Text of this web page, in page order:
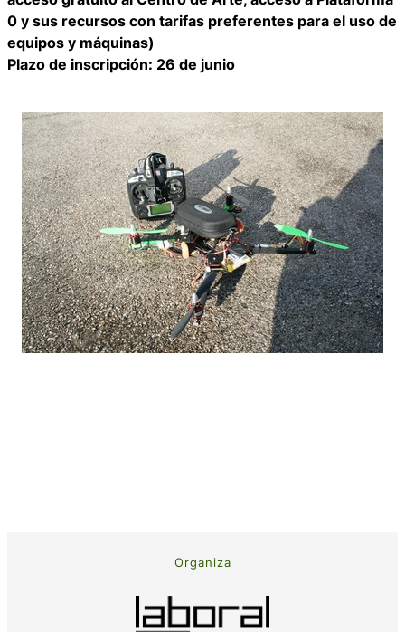
0 y sus recursos con tarifas preferentes para el uso de
equipos y máquinas)
Plazo de inscripción: 26 de junio
Organiza